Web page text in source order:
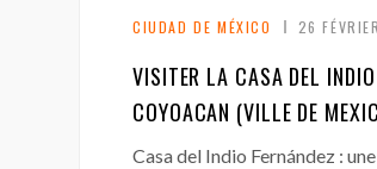
CIUDAD DE MÉXICO 26
VISITER LA CASA DEL INDIO
COYOACAN (VILLE DE
Casa del Indio Fernández :